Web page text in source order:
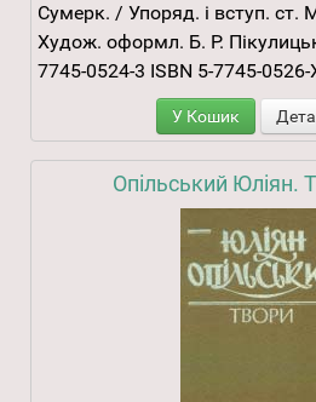
Сумерк. / Упоряд. і вступ. ст.
Худож. оформл. Б. Р.
7745-0524-3 ISBN 5-7745-
У Кошик
Опільський Юліян.